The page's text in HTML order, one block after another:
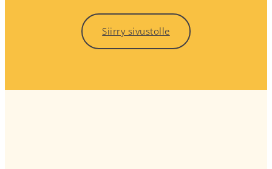
Siirry sivustolle